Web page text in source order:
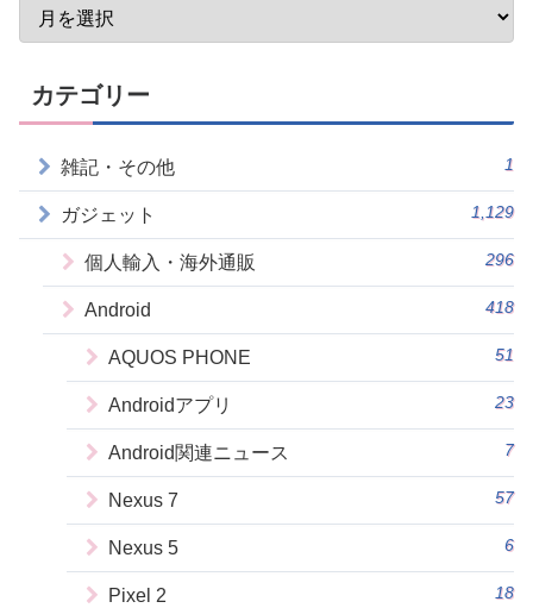
カテゴリー
雑記・その他 1
ガジェット 1,129
個人輸入・海外通販 296
Android 418
AQUOS PHONE 51
Androidアプリ 23
Android関連ニュース 7
Nexus 7 57
Nexus 5 6
Pixel 2 18